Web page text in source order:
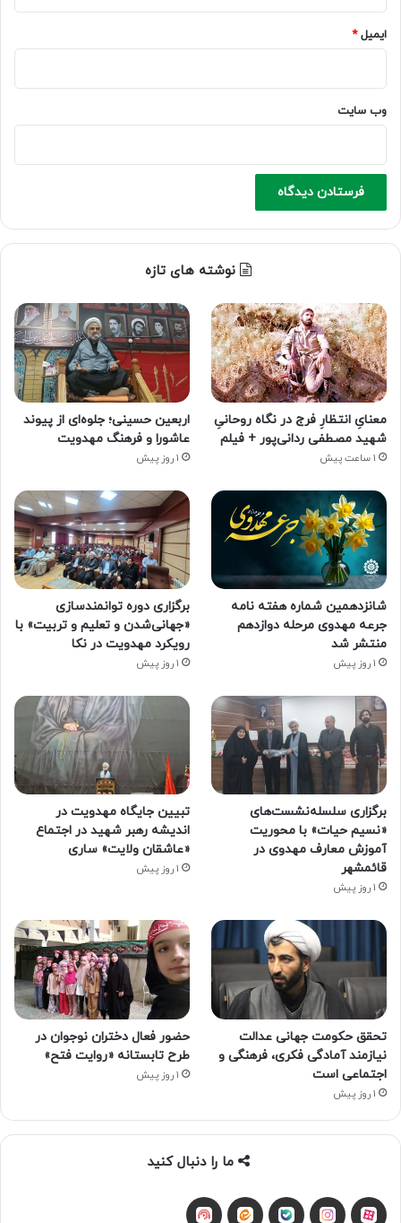
ایمیل*
وب‌ سایت
نوشته های تازه
معنایِ انتظارِ فرج در نگاه روحانیِ
شهید مصطفی ردانی‌پور + فیلم
1 ساعت پیش
اربعین حسینی؛ جلوه‌ای از پیوند
عاشورا و فرهنگ مهدویت
1 روز پیش
شانزدهمین شماره هفته‌ نامه
جرعه مهدوی مرحله دوازدهم
منتشر شد
1 روز پیش
برگزاری دوره توانمندسازی
«جهانی‌شدن و تعلیم و تربیت» با
رویکرد مهدویت در نکا
1 روز پیش
برگزاری سلسله‌نشست‌های
«نسیم حیات» با محوریت
آموزش معارف مهدوی در
قائمشهر
1 روز پیش
تبیین جایگاه مهدویت در
اندیشه رهبر شهید در اجتماع
«عاشقان ولایت» ساری
1 روز پیش
تحقق حکومت جهانی عدالت
نیازمند آمادگی فکری، فرهنگی و
اجتماعی است
1 روز پیش
حضور فعال دختران نوجوان در
طرح تابستانه «روایت فتح»
1 روز پیش
ما را دنبال کنید
آپاراتاینستاگرام
بله ایتا شنوتو